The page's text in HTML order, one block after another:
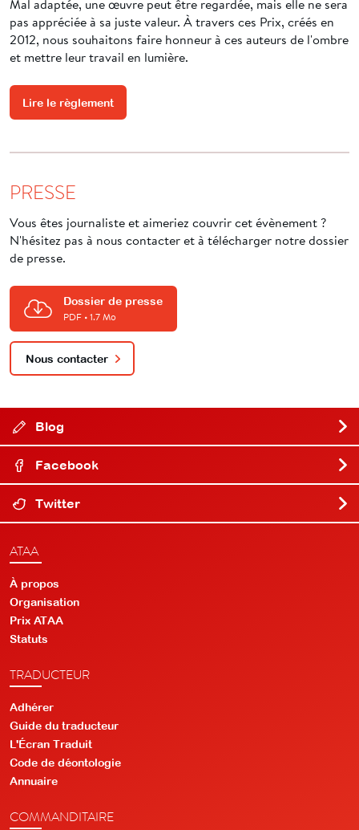
Mal adaptée, une œuvre peut être regardée, mais elle ne sera
pas appréciée à sa juste valeur. À travers ces Prix, créés en
2012, nous souhaitons faire honneur à ces auteurs de l'ombre
et mettre leur travail en lumière.
Lire le règlement
PRESSE
Vous êtes journaliste et aimeriez couvrir cet évènement ?
N'hésitez pas à nous contacter et à télécharger notre dossier
de presse.
Dossier de presse
PDF • 1.7 Mo
Nous contacter
Blog
Facebook
Twitter
ATAA
À propos
Organisation
Prix ATAA
Statuts
TRADUCTEUR
Adhérer
Guide du traducteur
L'Écran Traduit
Code de déontologie
Annuaire
COMMANDITAIRE